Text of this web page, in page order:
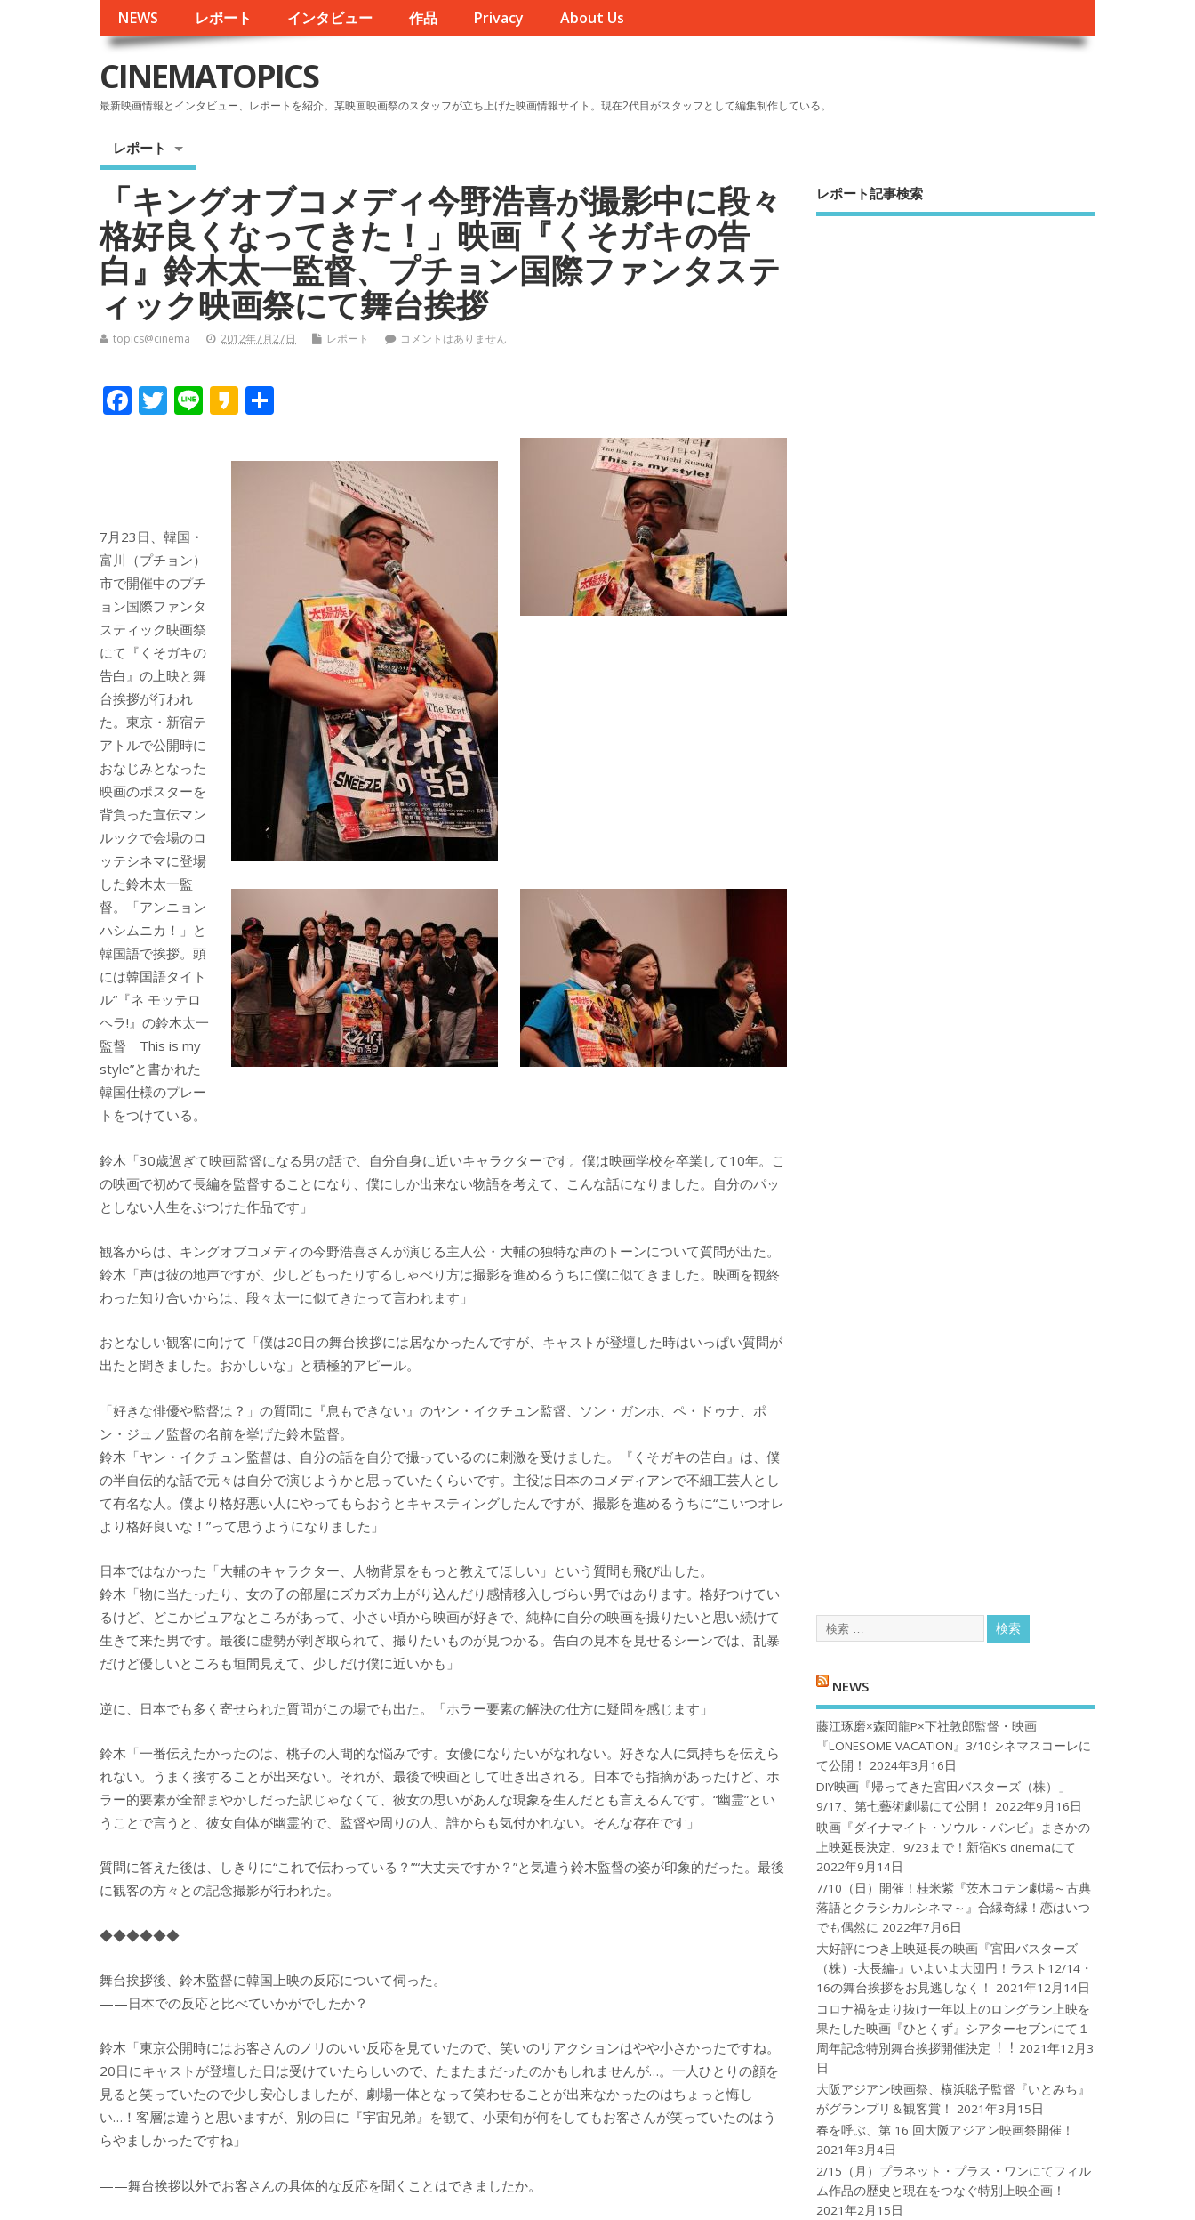
NEWS レポート インタビュー 作品 Privacy About Us
CINEMATOPICS
最新映画情報とインタビュー、レポートを紹介。某映画映画祭のスタッフが立ち上げた映画情報サイト。現在2代目がスタッフとして編集制作している。
レポート
「キングオブコメディ今野浩喜が撮影中に段々
格好良くなってきた！」映画『くそガキの告
白』鈴木太一監督、プチョン国際ファンタステ
ィック映画祭にて舞台挨拶
topics@cinema 2012年7月27日 レポート コメントはありません
F
o
k
T Li K
k
7月23日、韓国・
富川（プチョン）
市で開催中のプチ
ョン国際ファンタ
スティック映画祭
にて『くそガキの
告白』の上映と舞
台挨拶が行われ
た。東京・新宿テ
アトルで公開時に
おなじみとなった
映画のポスターを
背負った宣伝マン
ルックで会場のロ
ッテシネマに登場
した鈴木太一監
督。「アンニョン
ハシムニカ！」と
韓国語で挨拶。頭
には韓国語タイト
ル“『ネ モッテロ
ヘラ!』の鈴木太一
監督 This is my
style”と書かれた
韓国仕様のプレー
トをつけている。
鈴木「30歳過ぎて映画監督になる男の話で、自分自身に近いキャラクターです。僕は映画学校を卒業して10年。こ
の映画で初めて長編を監督することになり、僕にしか出来ない物語を考えて、こんな話になりました。自分のパッ
としない人生をぶつけた作品です」
観客からは、キングオブコメディの今野浩喜さんが演じる主人公・大輔の独特な声のトーンについて質問が出た。
鈴木「声は彼の地声ですが、少しどもったりするしゃべり方は撮影を進めるうちに僕に似てきました。映画を観終
わった知り合いからは、段々太一に似てきたって言われます」
おとなしい観客に向けて「僕は20日の舞台挨拶には居なかったんですが、キャストが登壇した時はいっぱい質問が
出たと聞きました。おかしいな」と積極的アピール。
「好きな俳優や監督は？」の質問に『息もできない』のヤン・イクチュン監督、ソン・ガンホ、ペ・ドゥナ、ポ
ン・ジュノ監督の名前を挙げた鈴木監督。
鈴木「ヤン・イクチュン監督は、自分の話を自分で撮っているのに刺激を受けました。『くそガキの告白』は、僕
の半自伝的な話で元々は自分で演じようかと思っていたくらいです。主役は日本のコメディアンで不細工芸人とし
て有名な人。僕より格好悪い人にやってもらおうとキャスティングしたんですが、撮影を進めるうちに“こいつオレ
より格好良いな！”って思うようになりました」
日本ではなかった「大輔のキャラクター、人物背景をもっと教えてほしい」という質問も飛び出した。
鈴木「物に当たったり、女の子の部屋にズカズカ上がり込んだり感情移入しづらい男ではあります。格好つけてい
るけど、どこかピュアなところがあって、小さい頃から映画が好きで、純粋に自分の映画を撮りたいと思い続けて
生きて来た男です。最後に虚勢が剥ぎ取られて、撮りたいものが見つかる。告白の見本を見せるシーンでは、乱暴
だけど優しいところも垣間見えて、少しだけ僕に近いかも」
逆に、日本でも多く寄せられた質問がこの場でも出た。「ホラー要素の解決の仕方に疑問を感じます」
鈴木「一番伝えたかったのは、桃子の人間的な悩みです。女優になりたいがなれない。好きな人に気持ちを伝えら
れない。うまく接することが出来ない。それが、最後で映画として吐き出される。日本でも指摘があったけど、ホ
ラー的要素が全部まやかしだった訳じゃなくて、彼女の思いがあんな現象を生んだとも言えるんです。“幽霊”とい
うことで言うと、彼女自体が幽霊的で、監督や周りの人、誰からも気付かれない。そんな存在です」
質問に答えた後は、しきりに“これで伝わっている？”“大丈夫ですか？”と気遣う鈴木監督の姿が印象的だった。最後
に観客の方々との記念撮影が行われた。
◆◆◆◆◆◆
舞台挨拶後、鈴木監督に韓国上映の反応について伺った。
——日本での反応と比べていかがでしたか？
鈴木「東京公開時にはお客さんのノリのいい反応を見ていたので、笑いのリアクションはやや小さかったですね。
20日にキャストが登壇した日は受けていたらしいので、たまたまだったのかもしれませんが…。一人ひとりの顔を
見ると笑っていたので少し安心しましたが、劇場一体となって笑わせることが出来なかったのはちょっと悔し
い…！客層は違うと思いますが、別の日に『宇宙兄弟』を観て、小栗旬が何をしてもお客さんが笑っていたのはう
らやましかったですね」
——舞台挨拶以外でお客さんの具体的な反応を聞くことはできましたか。
レポート記事検索
NEWS
藤江琢磨×森岡龍P×下社敦郎監督・映画
『LONESOME VACATION』3/10シネマスコーレに
て公開！
2024年3月16日
DIY映画『帰ってきた宮田バスターズ（株）」
9/17、第七藝術劇場にて公開！
2022年9月16日
映画『ダイナマイト・ソウル・バンビ』まさかの
上映延長決定、9/23まで！新宿K’s cinemaにて
2022年9月14日
7/10（日）開催！桂米紫『茨木コテン劇場～古典
落語とクラシカルシネマ～』合縁奇縁！恋はいつ
でも偶然に 2022年7月6日
大好評につき上映延長の映画『宮田バスターズ
（株）-大長編-』いよいよ大団円！ラスト12/14・
16の舞台挨拶をお見逃しなく！
2021年12月14日
コロナ禍を⾛り抜け⼀年以上のロングラン上映を
果たした映画『ひとくず』シアターセブンにて１
周年記念特別舞台挨拶開催決定︕︕ 2021年12月3
日
大阪アジアン映画祭、横浜聡子監督『いとみち』
がグランプリ＆観客賞！
2021年3月15日
春を呼ぶ、第 16 回大阪アジアン映画祭開催！
2021年3月4日
2/15（月）プラネット・プラス・ワンにてフィル
ム作品の歴史と現在をつなぐ特別上映企画！
2021年2月15日